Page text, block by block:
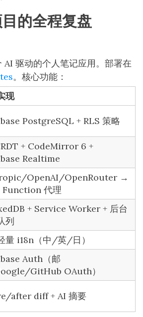
的全程复盘
驱动的个人笔记应用。部署在
。核心功能：
现
PostgreSQL + RLS 策略
+ CodeMirror 6 +
Realtime
OpenAI/OpenRouter →
Function 代理
+ Service Worker + 后台
列
量 i18n（中/英/日）
Auth（邮
GitHub OAuth）
after diff + AI 摘要